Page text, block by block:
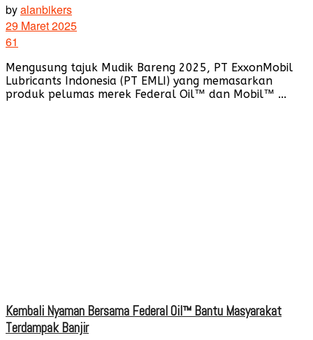
byalanbikers
29 Maret 2025
61
Mengusung tajuk Mudik Bareng 2025, PT ExxonMobil
Lubricants Indonesia (PT EMLI) yang memasarkan
produk pelumas merek Federal Oil™ dan Mobil™ ...
Kembali Nyaman Bersama Federal Oil™ Bantu Masyarakat
Terdampak Banjir